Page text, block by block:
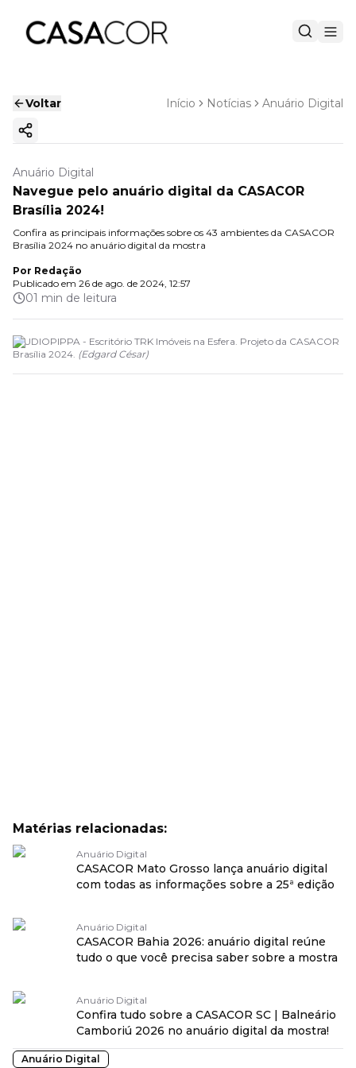
Voltar Início Notícias Anuário Digital
Copiar link
Anuário Digital
Navegue pelo anuário digital da CASACOR
Brasília 2024!
Confira as principais informações sobre os 43 ambientes da CASACOR
Brasília 2024 no anuário digital da mostra
Por Redação
Publicado em 26 de ago. de 2024, 12:57
01 min de leitura
STUDIOPIPPA - Escritório TRK Imóveis na Esfera. Projeto da CASACOR
Brasília 2024. (Edgard César)
Matérias relacionadas:
Anuário Digital
CASACOR Mato Grosso lança anuário digital
com todas as informações sobre a 25ª edição
Anuário Digital
CASACOR Bahia 2026: anuário digital reúne
tudo o que você precisa saber sobre a mostra
Anuário Digital
Confira tudo sobre a CASACOR SC | Balneário
Camboriú 2026 no anuário digital da mostra!
Anuário Digital